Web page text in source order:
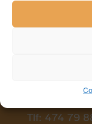
5781 Lofthus
Tlf: 474 79